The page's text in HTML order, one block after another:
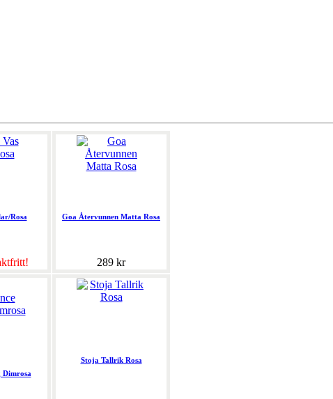
Rosa Goa Återvunnen Matta Rosa
289 kr
Dimrosa
Stoja Tallrik Rosa